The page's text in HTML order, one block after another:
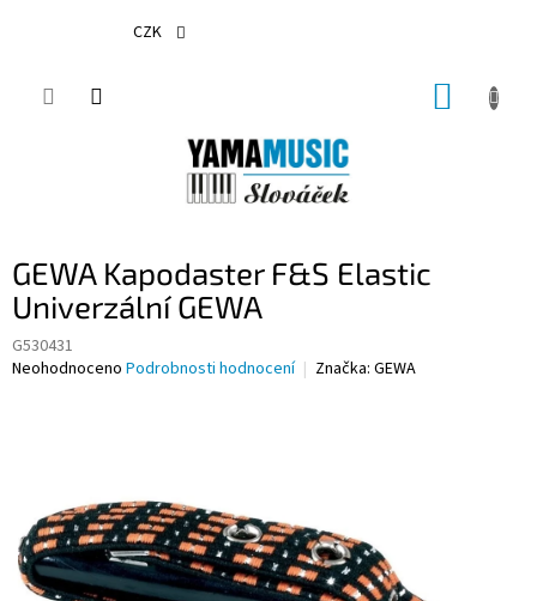
CZK
GEWA Kapodaster F&S Elastic
Univerzální GEWA
G530431
Průměrné
hvězdiček.
Neohodnoceno Podrobnosti hodnocení Značka: GEWA